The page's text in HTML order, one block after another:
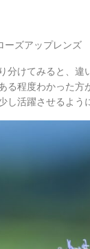
ズアップレンズ
けてみると、違
程度わかった方
活躍させるよう